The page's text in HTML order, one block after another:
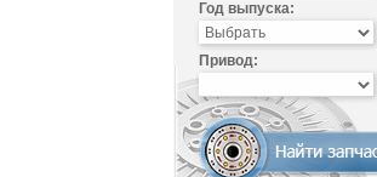
Год выпуска:
Привод: